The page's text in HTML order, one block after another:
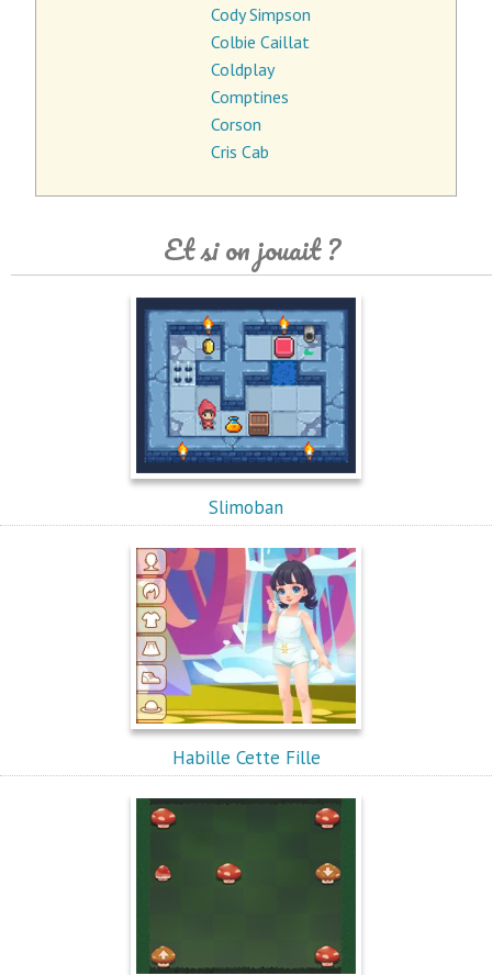
Cody Simpson
Colbie Caillat
Coldplay
Comptines
Corson
Cris Cab
Et si on jouait ?
Slimoban
Habille Cette Fille